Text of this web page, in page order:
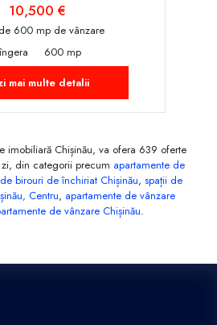
10,500 €
600 mp de vânzare
600 mp
mai multe detalii
imobiliară Chișinău, va ofera 639 oferte
din categorii precum apartamente de
birouri de închiriat Chișinău, spații de
Centru, apartamente de vânzare
de vânzare Chișinău.